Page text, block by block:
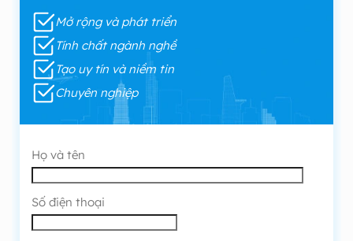
Mở rộng và phát triển
Tính chất ngành nghề
Tạo uy tín và niềm tin
Chuyên nghiệp
Họ và tên
Số điện thoại